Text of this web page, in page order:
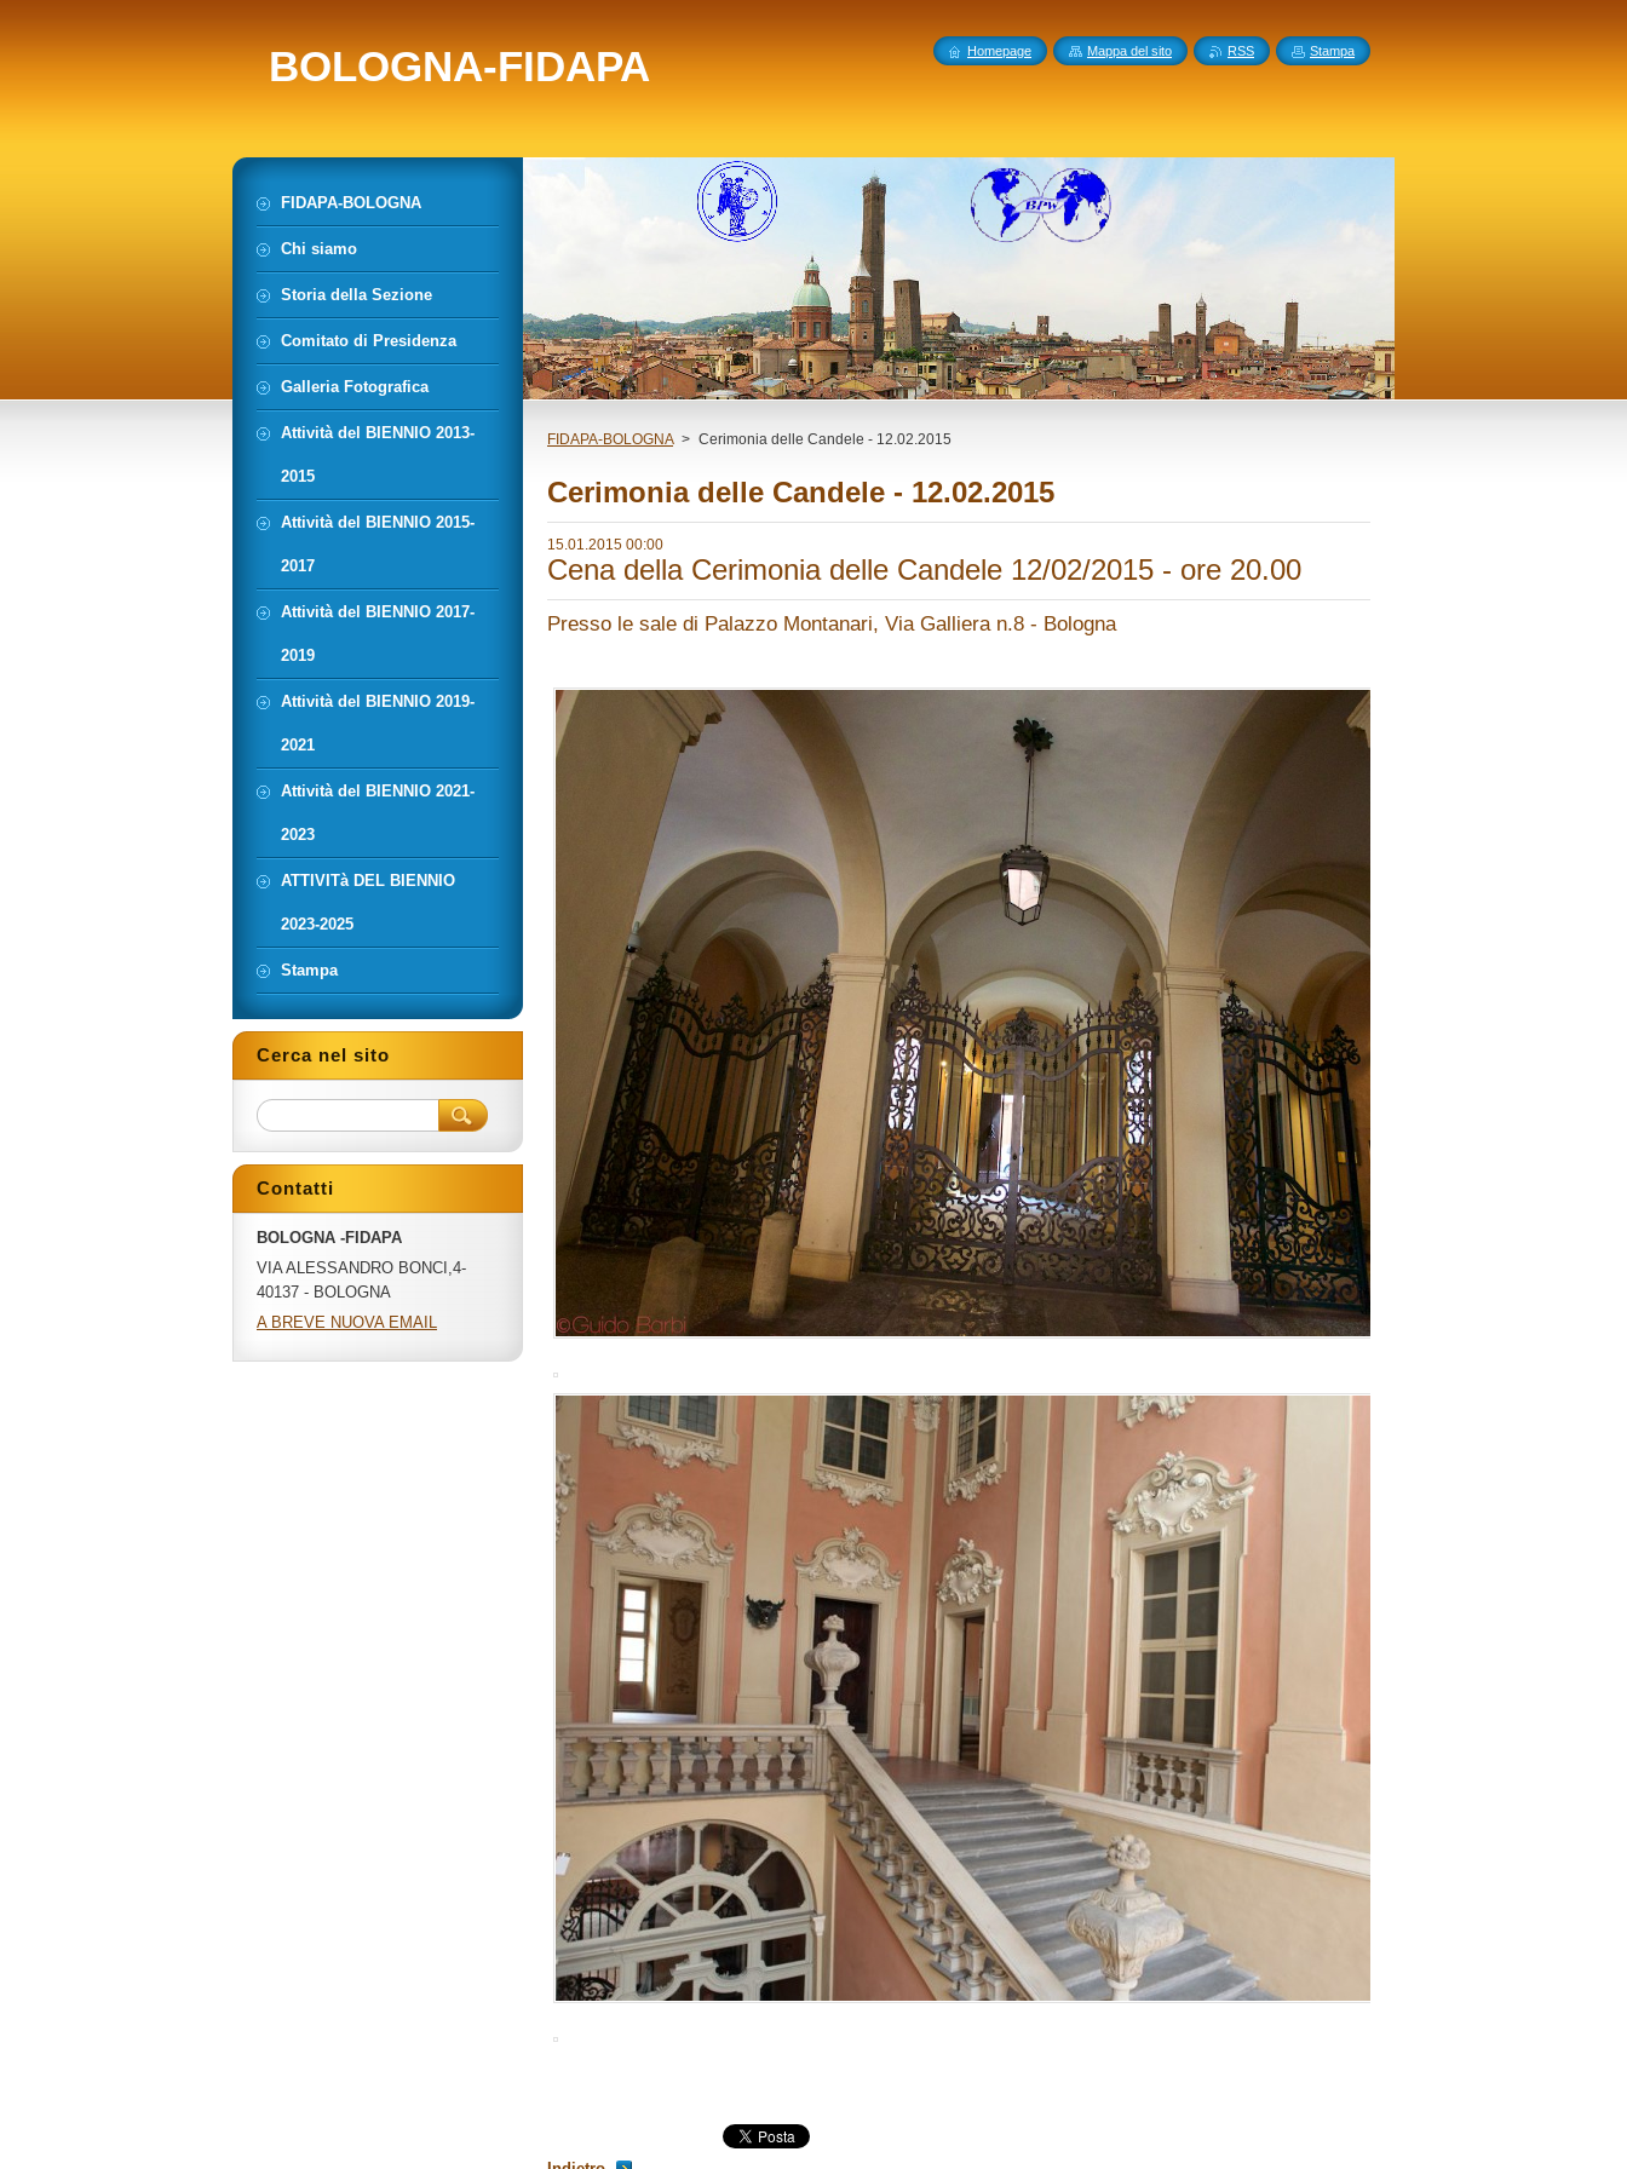
BOLOGNA-FIDAPA
FIDAPA-BOLOGNA > Cerimonia delle Candele - 12.02.2015
Cerimonia delle Candele - 12.02.2015
15.01.2015 00:00
Cena della Cerimonia delle Candele 12/02/2015 - ore 20.00
Presso le sale di Palazzo Montanari, Via Galliera n.8 - Bologna
FIDAPA-BOLOGNA
Chi siamo
Storia della Sezione
Comitato di Presidenza
Galleria Fotografica
Attività del BIENNIO 2013-
2015
Attività del BIENNIO 2015-
2017
Attività del BIENNIO 2017-
2019
Attività del BIENNIO 2019-
2021
Attività del BIENNIO 2021-
2023
ATTIVITà DEL BIENNIO
2023-2025
Stampa
Cerca nel sito
Contatti
BOLOGNA -FIDAPA
VIA ALESSANDRO BONCI,4-
40137 - BOLOGNA
A BREVE NUOVA EMAIL
Homepage Mappa del sito RSS Stampa